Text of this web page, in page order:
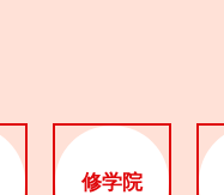
修学院